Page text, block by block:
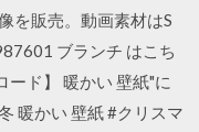
を販売。動画素材はS
ブランチ はこち
ード】 暖かい 壁紙"に
暖かい 壁紙 #クリスマ